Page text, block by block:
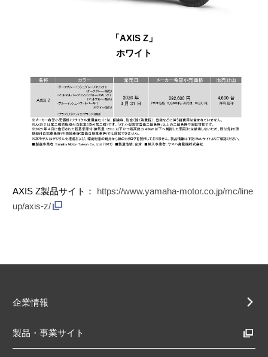
「AXIS Z」
ホワイト
AXIS Z製品サイト： https://www.yamaha-motor.co.jp/mc/line
up/axis-z/
企業情報
製品・事業サイト